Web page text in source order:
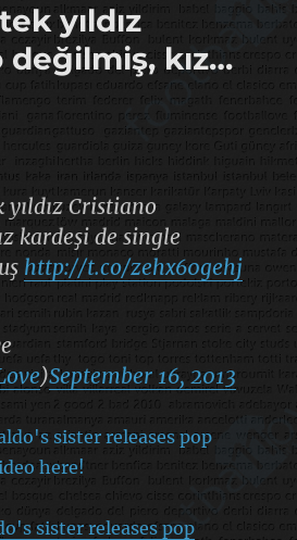
yıldız
değilmiş, kız…
Cristiano
kardeşi de single
http://t.co/zehx60gehj
)September 16, 2013
sister releases pop